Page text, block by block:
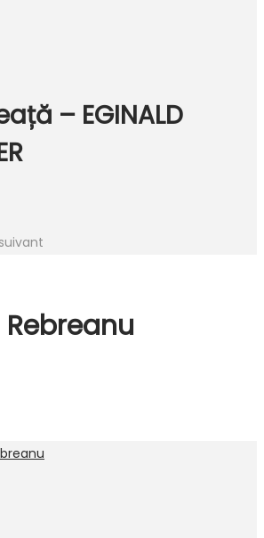
– EGINALD